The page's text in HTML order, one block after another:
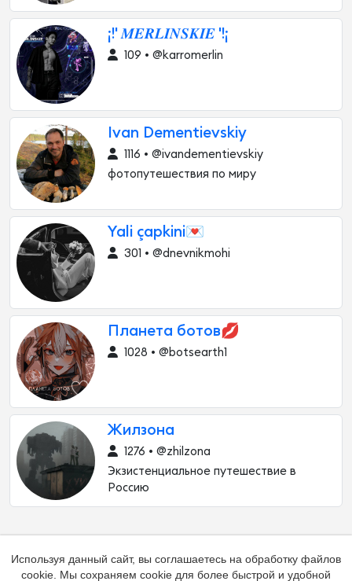
¡!' 𝑴𝑬𝑹𝑳𝑰𝑵𝑺𝑲𝑰𝑬 '!¡
109 • @karromerlin
Ivan Dementievskiy
1116 • @ivandementievskiy
фотопутешествия по миру
Yali çapkini💌
301 • @dnevnikmohi
Планета ботов💋
1028 • @botsearth1
Жилзона
1276 • @zhilzona
Экзистенциальное путешествие в
Россию
Используя данный сайт, вы соглашаетесь на обработку файлов
cookie. Мы сохраняем cookie для более быстрой и удобной